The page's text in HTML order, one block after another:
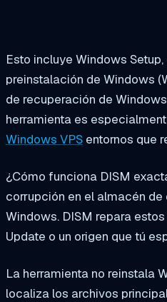
Esto incluye Windows Setup,
preinstalación de Windows
de recuperación de
herramienta es
Windows VPS entornos que
¿Cómo funciona DISM
corrupción en el almacén
Windows. DISM repara
Update o un origen que tú
La herramienta no reinstala
localiza los archivos